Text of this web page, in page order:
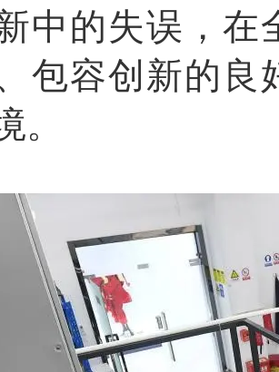
中的失误，在
包容创新的良
。